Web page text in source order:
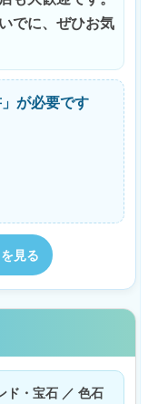
でに、ぜひお気
が必要です
見る
ド・宝石 ／ 色石